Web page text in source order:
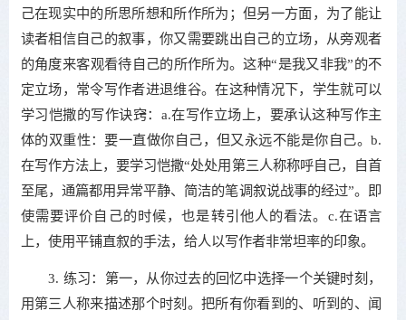
己在现实中的所思所想和所作所为；但另一方面，为了能让
读者相信自己的叙事，你又需要跳出自己的立场，从旁观者
的角度来客观看待自己的所作所为。这种“是我又非我”的不
定立场，常令写作者进退维谷。在这种情况下，学生就可以
学习恺撒的写作诀窍：a.在写作立场上，要承认这种写作主
体的双重性：要一直做你自己，但又永远不能是你自己。b.
在写作方法上，要学习恺撒“处处用第三人称称呼自己，自首
至尾，通篇都用异常平静、简洁的笔调叙说战事的经过”。即
使需要评价自己的时候，也是转引他人的看法。c.在语言
上，使用平铺直叙的手法，给人以写作者非常坦率的印象。
3. 练习：第一，从你过去的回忆中选择一个关键时刻，
用第三人称来描述那个时刻。把所有你看到的、听到的、闻